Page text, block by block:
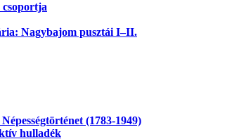
Nagybajom pusztái I–II.
(1783-1949)
hulladék